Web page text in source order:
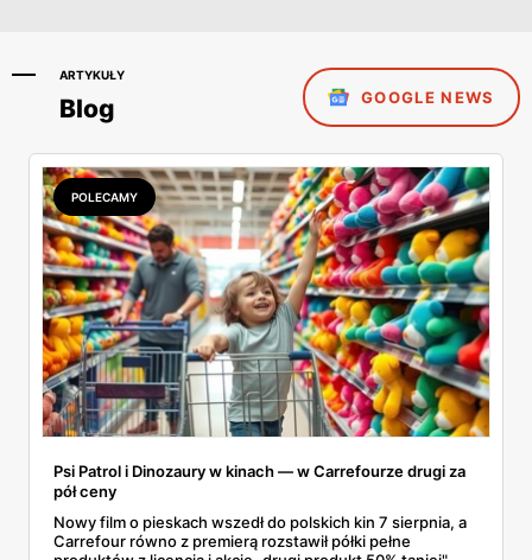
ARTYKUŁY
Blog GOOGLE NEWS
POLECAMY
Psi Patrol i Dinozaury w kinach — w Carrefourze drugi za
pół ceny
Nowy film o pieskach wszedł do polskich kin 7 sierpnia, a
Carrefour równo z premierą rozstawił półki pełne